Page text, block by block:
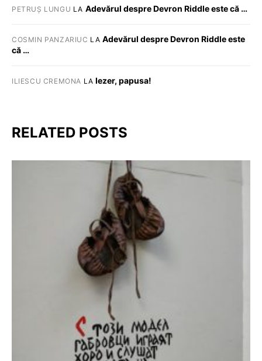
PETRUȘ LUNGU LA Adevărul despre Devron Riddle este că …
COSMIN PANZARIUC LA Adevărul despre Devron Riddle este
că …
ILIESCU CREMONA LAIezer, papusa!
RELATED POSTS